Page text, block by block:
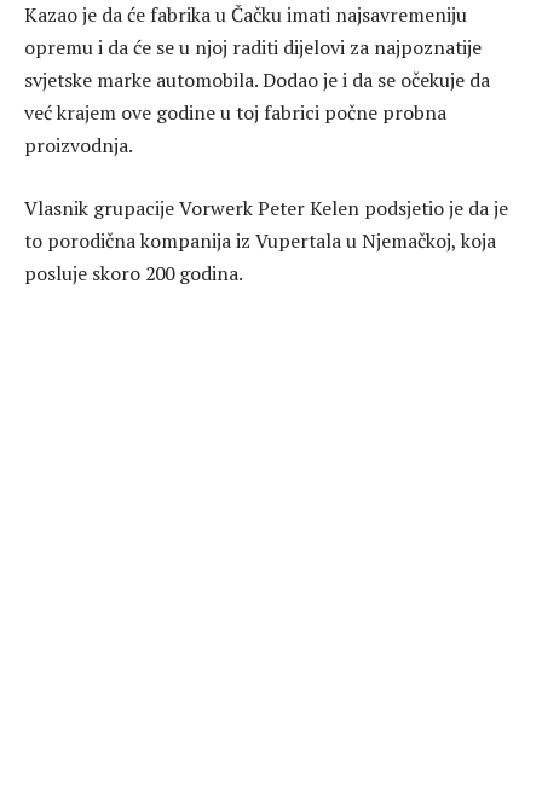
Kazao je da će fabrika u Čačku imati najsavremeniju
opremu i da će se u njoj raditi dijelovi za najpoznatije
svjetske marke automobila. Dodao je i da se očekuje da
već krajem ove godine u toj fabrici počne probna
proizvodnja.
Vlasnik grupacije Vorwerk Peter Kelen podsjetio je da je
to porodična kompanija iz Vupertala u Njemačkoj, koja
posluje skoro 200 godina.